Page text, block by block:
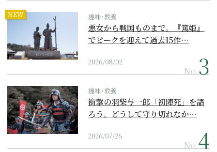
NEW 趣味･教養
悪女から戦国ものまで。『篤姫』
でピークを迎えて過去15作…
2026/08/02
No.
趣味･教養
衝撃の羽柴与一郎「初陣死」を語
ろう。どうして守り切れなか…
2026/07/26
No.